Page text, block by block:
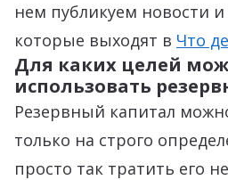
нем публикуем новости
которые выходят в Что
Для каких целей
использовать
Резервный капитал
только на строго
просто так тратить его